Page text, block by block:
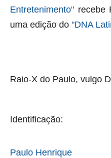
Entretenimento" recebe
uma edição do "DNA
Raio-X do Paulo, vulgo
Identificação:
Paulo Henrique